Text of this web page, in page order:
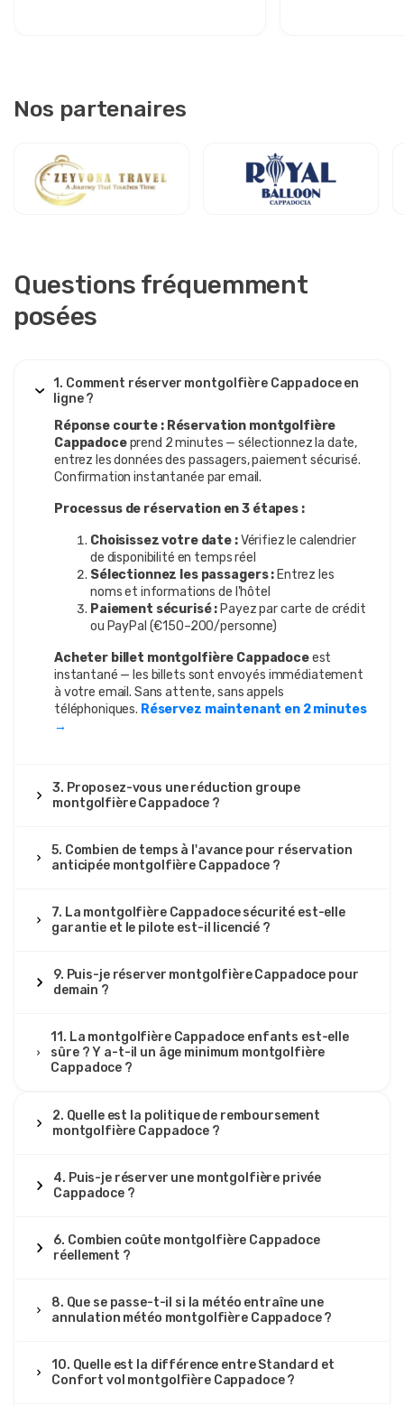
Nos partenaires
Questions fréquemment
posées
1. Comment réserver montgolfière Cappadoce en
ligne ?
Réponse courte : Réservation montgolfière
Cappadoceprend 2 minutes — sélectionnez la date,
entrez les données des passagers, paiement sécurisé.
Confirmation instantanée par email.
Processus de réservation en 3 étapes :
Choisissez votre date :Vérifiez le calendrier
de disponibilité en temps réel
Sélectionnez les passagers : Entrez les
noms et informations de l'hôtel
Paiement sécurisé : Payez par carte de crédit
ou PayPal (€150–200/personne)
Acheter billet montgolfière Cappadoceest
instantané — les billets sont envoyés immédiatement
à votre email. Sans attente, sans appels
téléphoniques. Réservez maintenant en 2 minutes
→
3. Proposez-vous une réduction groupe
montgolfière Cappadoce ?
5. Combien de temps à l'avance pour réservation
anticipée montgolfière Cappadoce ?
7. La montgolfière Cappadoce sécurité est-elle
garantie et le pilote est-il licencié ?
9. Puis-je réserver montgolfière Cappadoce pour
demain ?
11. La montgolfière Cappadoce enfants est-elle
sûre ? Y a-t-il un âge minimum montgolfière
Cappadoce ?
2. Quelle est la politique de remboursement
montgolfière Cappadoce ?
4. Puis-je réserver une montgolfière privée
Cappadoce ?
6. Combien coûte montgolfière Cappadoce
réellement ?
8. Que se passe-t-il si la météo entraîne une
annulation météo montgolfière Cappadoce ?
10. Quelle est la différence entre Standard et
Confort vol montgolfière Cappadoce ?